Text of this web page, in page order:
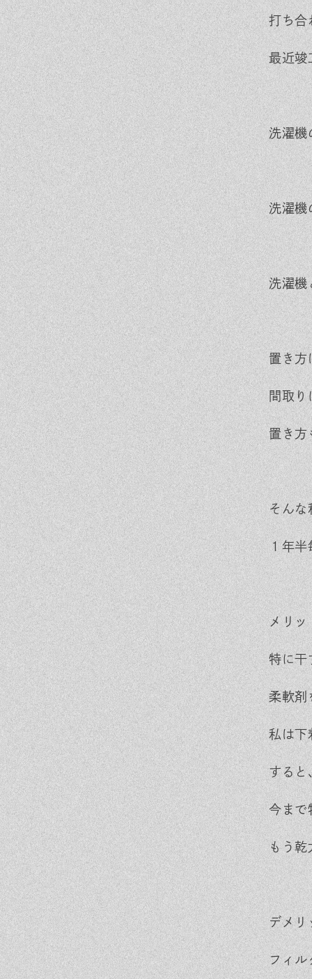
打ち合
最近竣
洗濯機
洗濯機
洗濯機
置き方
間取
置き方
そんな
１年
メリッ
特に干
柔軟剤
私は下
すると
今まで
もう乾
デメリ
フィル